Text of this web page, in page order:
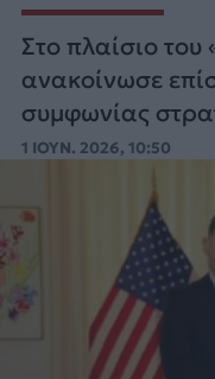
Στο πλαίσιο
ανακοίνωσε
συμφωνίας
νοτιοκορεατική
1 ΙΟΥΝ. 2026, 10:50